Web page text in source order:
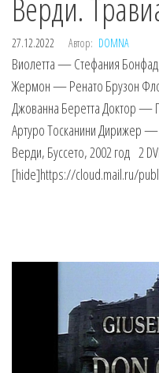
Верди.
27.12.2022 Автор: DOMNA
Виолетта — Стефания
Жермон — Ренато Брузон
Джованна Беретта Доктор —
Артуро Тосканини Дирижер
Верди, Буссето, 2002 год 2
[hide]https://cloud.mail.ru/